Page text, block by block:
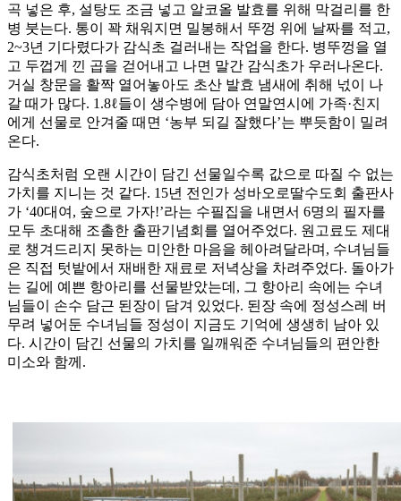
곡 넣은 후, 설탕도 조금 넣고 알코올 발효를 위해 막걸리를 한
병 붓는다. 통이 꽉 채워지면 밀봉해서 뚜껑 위에 날짜를 적고,
2~3년 기다렸다가 감식초 걸러내는 작업을 한다. 병뚜껑을 열
고 두껍게 낀 곱을 걷어내고 나면 말간 감식초가 우러나온다.
거실 창문을 활짝 열어놓아도 초산 발효 냄새에 취해 넋이 나
갈 때가 많다. 1.8ℓ들이 생수병에 담아 연말연시에 가족·친지
에게 선물로 안겨줄 때면 ‘농부 되길 잘했다’는 뿌듯함이 밀려
온다.
감식초처럼 오랜 시간이 담긴 선물일수록 값으로 따질 수 없는
가치를 지니는 것 같다. 15년 전인가 성바오로딸수도회 출판사
가 ‘40대여, 숲으로 가자!’라는 수필집을 내면서 6명의 필자를
모두 초대해 조촐한 출판기념회를 열어주었다. 원고료도 제대
로 챙겨드리지 못하는 미안한 마음을 헤아려달라며, 수녀님들
은 직접 텃밭에서 재배한 재료로 저녁상을 차려주었다. 돌아가
는 길에 예쁜 항아리를 선물받았는데, 그 항아리 속에는 수녀
님들이 손수 담근 된장이 담겨 있었다. 된장 속에 정성스레 버
무려 넣어둔 수녀님들 정성이 지금도 기억에 생생히 남아 있
다. 시간이 담긴 선물의 가치를 일깨워준 수녀님들의 편안한
미소와 함께.